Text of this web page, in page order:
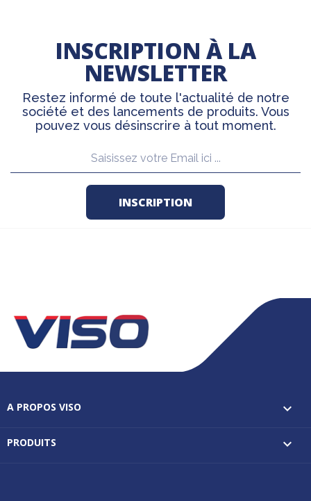
INSCRIPTION À LA
NEWSLETTER
Restez informé de toute l'actualité de notre
société et des lancements de produits. Vous
pouvez vous désinscrire à tout moment.
A PROPOS VISO 
PRODUITS 